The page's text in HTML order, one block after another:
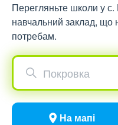
Перегляньте школи у с.
навчальний заклад, що
потребам.
Покровка
На мапі